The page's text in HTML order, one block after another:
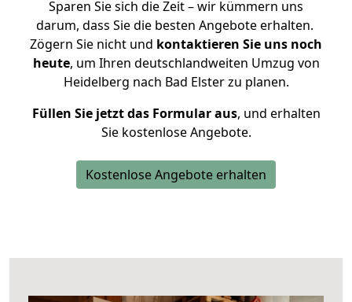
Sparen Sie sich die Zeit – wir kümmern uns
darum, dass Sie die besten Angebote erhalten.
Zögern Sie nicht und kontaktieren Sie uns noch
heute, um Ihren deutschlandweiten Umzug von
Heidelberg nach Bad Elster zu planen.
Füllen Sie jetzt das Formular aus, und erhalten
Sie kostenlose Angebote.
Kostenlose Angebote erhalten